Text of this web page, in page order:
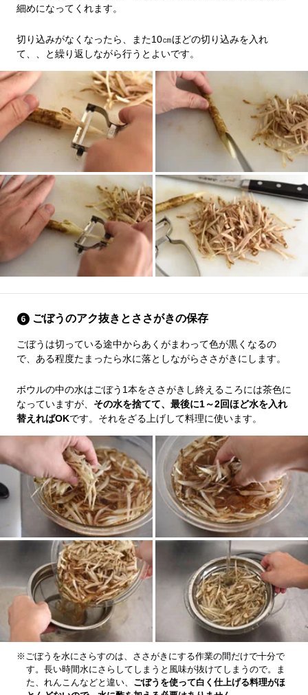
細めになってくれます。
切り込みがなくなったら、また10㎝ほどの切り込みを入れ
て、、と繰り返しながら行うとよいです。
ごぼうのアク抜きとささがきの保存
ごぼうは切っている途中からあくがまわって色が黒くなるの
で、ある程度たまったら水に落としながらささがきにします。
ボウルの中の水はごぼう1本をささがきし終えるころには茶色に
なっていますが、 その水を捨てて、最後に1～2回ほど水を入れ
替えればOKです。それをざる上げして料理に使います。
※ごぼうを水にさらすのは、ささがきにする作業の間だけで十分で
す。長い時間水にさらしてしまうと風味が抜けてしまうので。ま
た、れんこんなどと違い、 ごぼうを使って白く仕上げる料理がほ